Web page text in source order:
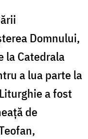
Domnului,
la Catedrala
a lua parte la
a fost
de